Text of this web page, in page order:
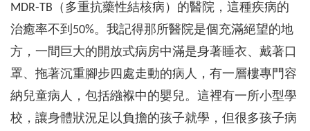
MDR-TB（多重抗藥性結核病）的醫院，這種疾病的
治癒率不到50%。我記得那所醫院是個充滿絕望的地
方，一間巨大的開放式病房中滿是身著睡衣、戴著口
罩、拖著沉重腳步四處走動的病人，有一層樓專門容
納兒童病人，包括繈褓中的嬰兒。這裡有一所小型學
校，讓身體狀況足以負擔的孩子就學，但很多孩子病